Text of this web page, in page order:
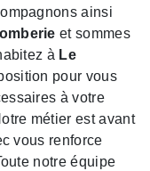
ainsi
et sommes
à Le
pour vous
à votre
métier est avant
vous renforce
notre équipe